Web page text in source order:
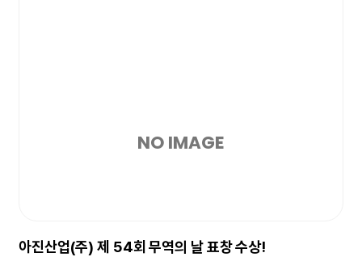
NO IMAGE
아진산업(주) 제 54회 무역의 날 표창 수상!